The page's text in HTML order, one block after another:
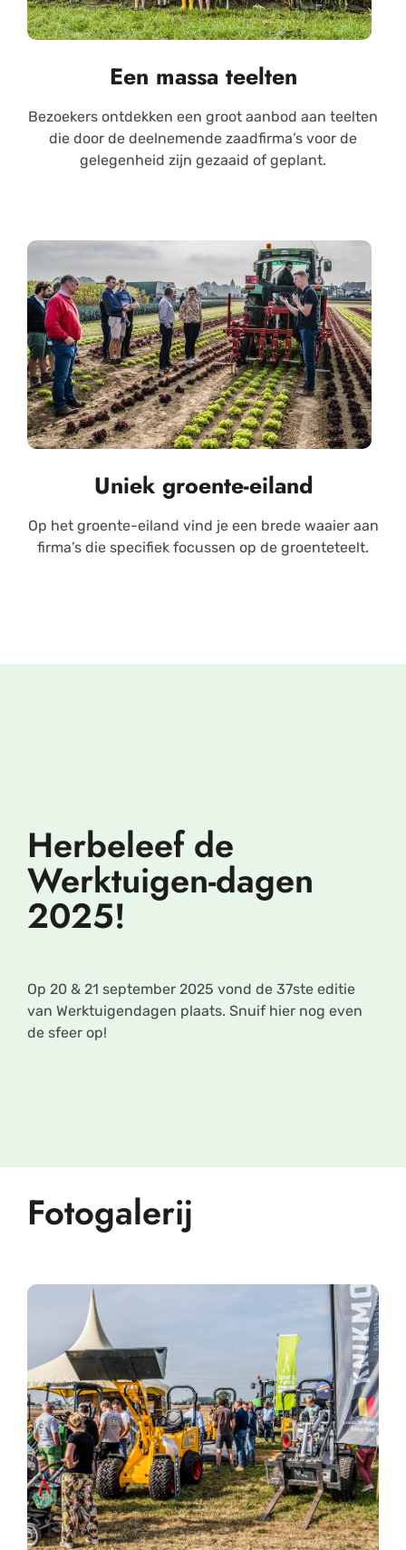
Een massa teelten
Bezoekers ontdekken een groot aanbod aan teelten
die door de deelnemende zaadfirma’s voor de
gelegenheid zijn gezaaid of geplant.
Uniek groente-eiland
Op het groente-eiland vind je een brede waaier aan
firma’s die specifiek focussen op de groenteteelt.
Herbeleef de
Werktuigen-dagen
2025!
Op 20 & 21 september 2025 vond de 37ste editie
van Werktuigendagen plaats. Snuif hier nog even
de sfeer op!
Fotogalerij